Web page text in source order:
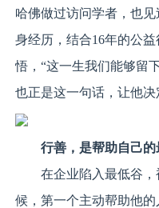
哈佛做过访问学者，也
身经历，结合16年的公
悟，“这一生我们能够留
也正是这一句话，让他决
行善，是帮助自己的
在企业陷入最低谷
候，第一个主动帮助他